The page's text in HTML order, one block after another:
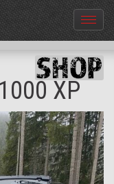
Menü
aus-
XP